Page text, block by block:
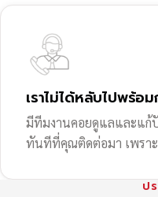
เราไม่ได้หลับไปพร้อ
มีทีมงานคอยดูแลและแก้
ทันทีที่คุณติดต่อมา เพรา
ป